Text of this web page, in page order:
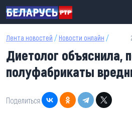
Перейти к основному содержанию
Лента новостей / Новости онлайн /
Диетолог объяснила,
полуфабрикаты
Поделиться: